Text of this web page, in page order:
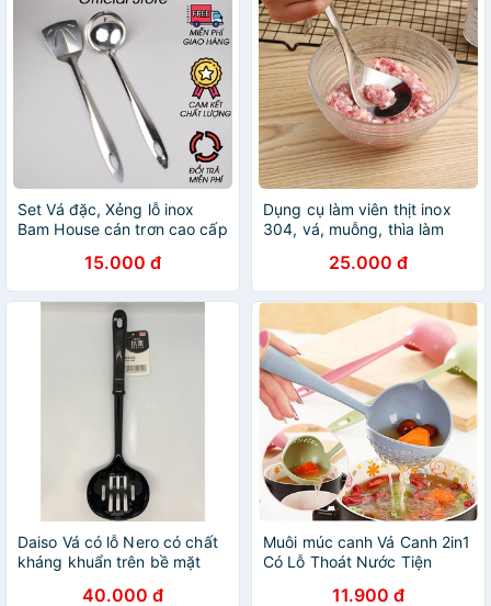
Set Vá đặc, Xẻng lỗ inox
Bam House cán trơn cao cấp
15.000 đ
Dụng cụ làm viên thịt inox
304, vá, muỗng, thìa làm
25.000 đ
Daiso Vá có lỗ Nero có chất
kháng khuẩn trên bề mặt
40.000 đ
Muôi múc canh Vá Canh 2in1
Có Lỗ Thoát Nước Tiện
11.900 đ